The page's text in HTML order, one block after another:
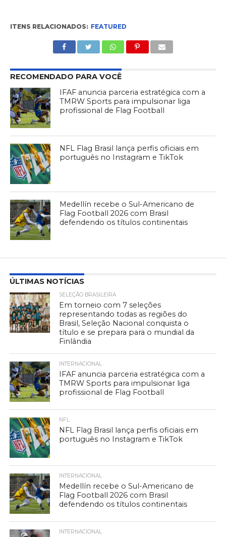
ITENS RELACIONADOS: FEATURED
RECOMENDADO PARA VOCÊ
IFAF anuncia parceria estratégica com a
TMRW Sports para impulsionar liga
profissional de Flag Football
NFL Flag Brasil lança perfis oficiais em
português no Instagram e TikTok
Medellín recebe o Sul-Americano de
Flag Football 2026 com Brasil
defendendo os títulos continentais
ÚLTIMAS NOTÍCIAS
SELEÇÃO BRASILEIRA
Em torneio com 7 seleções
representando todas as regiões do
Brasil, Seleção Nacional conquista o
título e se prepara para o mundial da
Finlândia
INTERNACIONAL
IFAF anuncia parceria estratégica com a
TMRW Sports para impulsionar liga
profissional de Flag Football
NFL
NFL Flag Brasil lança perfis oficiais em
português no Instagram e TikTok
INTERNACIONAL
Medellín recebe o Sul-Americano de
Flag Football 2026 com Brasil
defendendo os títulos continentais
INTERNACIONAL